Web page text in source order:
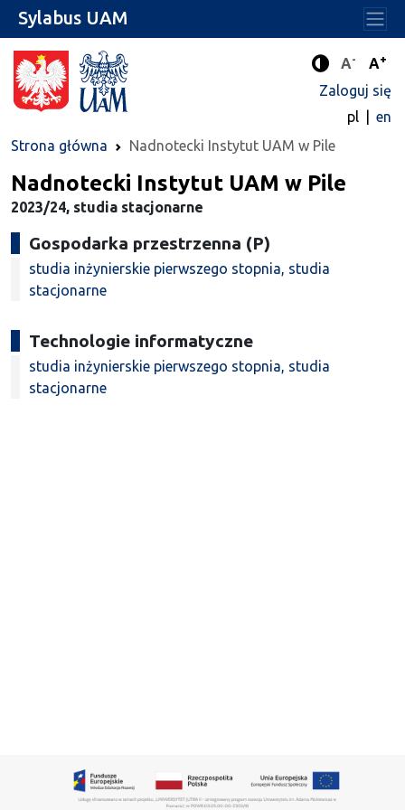
Tryb
A- A+
Zaloguj się
pl
en
Strona główna
Nadnotecki Instytut UAM w Pile
Sylabus UAM
Nadnotecki Instytut UAM w Pile
2023/24, studia stacjonarne
Gospodarka przestrzenna (P)
studia inżynierskie pierwszego stopnia, studia
stacjonarne
Technologie informatyczne
studia inżynierskie pierwszego stopnia, studia
stacjonarne